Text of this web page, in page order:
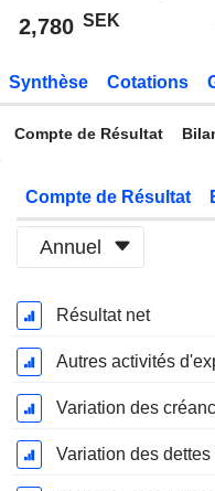
2,780 SEK
Synthèse Cotations
Compte de Résultat
Compte de Résultat
Annuel
Période
Fiscale:
Décembre
Résultat net
Autres activités
Variation des
Variation des